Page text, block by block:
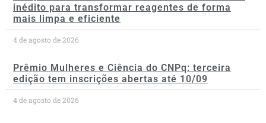
inédito para transformar reagentes de forma
mais limpa e eficiente
4 de agosto de 2026
Prêmio Mulheres e Ciência do CNPq: terceira
edição tem inscrições abertas até 10/09
4 de agosto de 2026